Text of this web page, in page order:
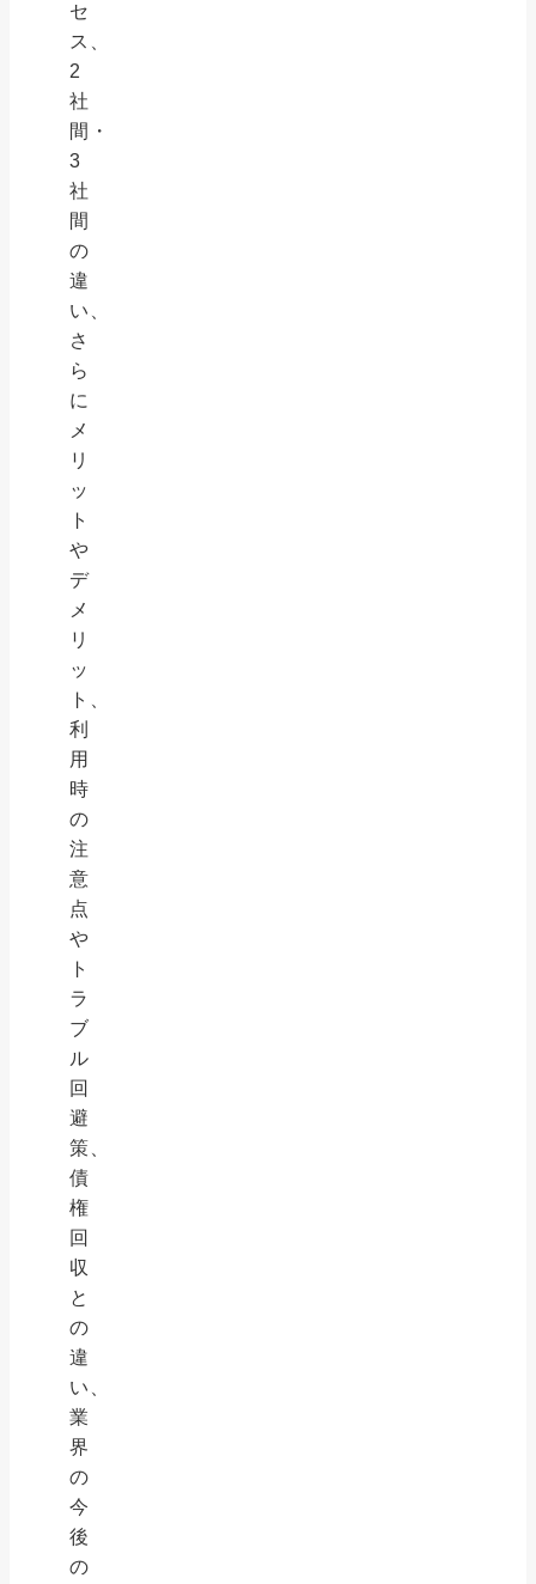
セ
ス、
2
社
間・
3
社
間
の
違
い、
さ
ら
に
メ
リ
ッ
ト
や
デ
メ
リ
ッ
ト、
利
用
時
の
注
意
点
や
ト
ラ
ブ
ル
回
避
策、
債
権
回
収
と
の
違
い、
業
界
の
今
後
の